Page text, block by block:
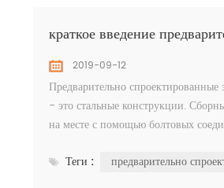
краткое введение
2019-09-12
Предварительно
- это стальные конструкции.
на месте с помощью болтовых
Теги :
предварительно